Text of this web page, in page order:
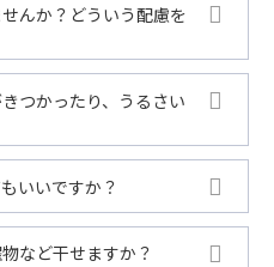
んか？どういう配慮を
つかったり、うるさい
いいですか？
など干せますか？